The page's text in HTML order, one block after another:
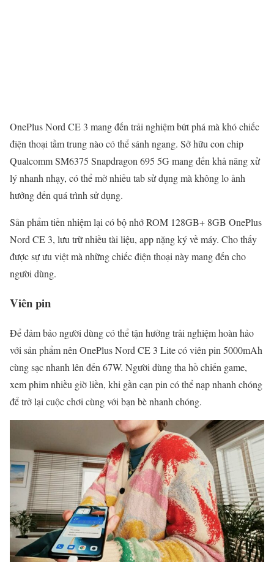
OnePlus Nord CE 3 mang đến trải nghiệm bứt phá mà khó chiếc
điện thoại tầm trung nào có thể sánh ngang. Sở hữu con chip
Qualcomm SM6375 Snapdragon 695 5G mang đến khả năng xử
lý nhanh nhạy, có thể mở nhiều tab sử dụng mà không lo ảnh
hưởng đến quá trình sử dụng.
Sản phẩm tiền nhiệm lại có bộ nhớ ROM 128GB+ 8GB OnePlus
Nord CE 3, lưu trữ nhiều tài liệu, app nặng ký về máy. Cho thấy
được sự ưu việt mà những chiếc điện thoại này mang đến cho
người dùng.
Viên pin
Để đảm bảo người dùng có thể tận hưởng trải nghiệm hoàn hảo
với sản phẩm nên OnePlus Nord CE 3 Lite có viên pin 5000mAh
cùng sạc nhanh lên đến 67W. Người dùng tha hồ chiến game,
xem phim nhiều giờ liền, khi gần cạn pin có thể nạp nhanh chóng
để trở lại cuộc chơi cùng với bạn bè nhanh chóng.